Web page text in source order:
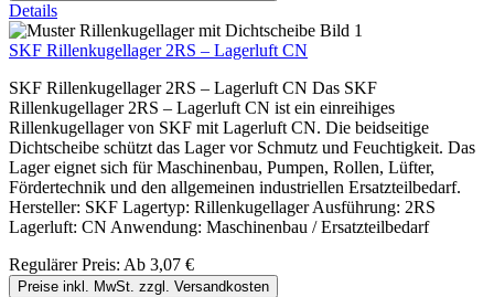
Details
SKF Rillenkugellager 2RS – Lagerluft CN
SKF Rillenkugellager 2RS – Lagerluft CN Das SKF
Rillenkugellager 2RS – Lagerluft CN ist ein einreihiges
Rillenkugellager von SKF mit Lagerluft CN. Die beidseitige
Dichtscheibe schützt das Lager vor Schmutz und Feuchtigkeit. Das
Lager eignet sich für Maschinenbau, Pumpen, Rollen, Lüfter,
Fördertechnik und den allgemeinen industriellen Ersatzteilbedarf.
Hersteller: SKF Lagertyp: Rillenkugellager Ausführung: 2RS
Lagerluft: CN Anwendung: Maschinenbau / Ersatzteilbedarf
Regulärer Preis: Ab 3,07 €
Preise inkl. MwSt. zzgl. Versandkosten